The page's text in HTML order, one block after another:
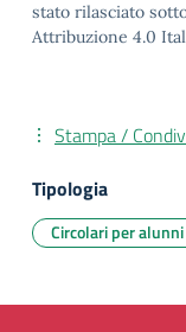
stato rilasciato
Attribuzione 4.0
Stampa /
Tipologia
Circolari per